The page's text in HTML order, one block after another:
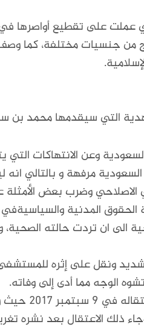
عملت على تقطيع أواصرها
لهذا العام عندما توفي ما لا يقل عن
التي سيقدمها محمد بن
وعن الانتهاكات التي
مرفهة و بالتالي
وضرب بعض الأمثلة عن
المدنية
الوجه مما أدى إلى وفاته.
كما ذكر